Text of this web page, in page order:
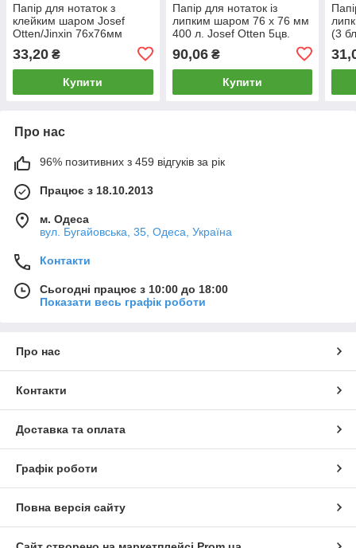
Папір для нотаток з
клейким шаром Josef
Otten/Jinxin 76x76мм
пластик, асорті Р71-1
33,20 ₴
Купити
Папір для нотаток із
липким шаром 76 х 76 мм
400 л. Josef Otten 5цв.
90,06₴
Купити
(3
Про нас
96% позитивних з 459 відгуків за рік
Працює з 18.10.2013
м. Одеса
вул. Бугайовська, 35, Одеса, Україна
Контакти
Сьогодні працює з 10:00 до 18:00
Показати весь графік роботи
Про нас
Контакти
Доставка та оплата
Графік роботи
Повна версія сайту